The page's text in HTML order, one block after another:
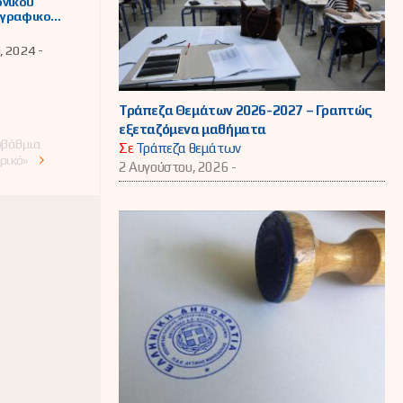
που
από
2024 -
Τράπεζα Θεμάτων 2026-2027 – Γραπτώς
εξεταζόμενα μαθήματα
ΣεΤράπεζα θεμάτων
2 Αυγούστου, 2026 -